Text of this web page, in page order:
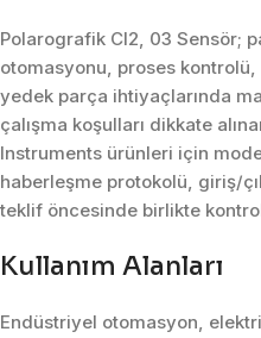
Polarografik CI2, 03 Sensör;
otomasyonu, proses
yedek parça ihtiyaçlarında
çalışma koşulları dikkate
Instruments ürünleri için
haberleşme protokolü, giriş/
teklif öncesinde birlikte
Kullanım Alanları
Endüstriyel otomasyon,